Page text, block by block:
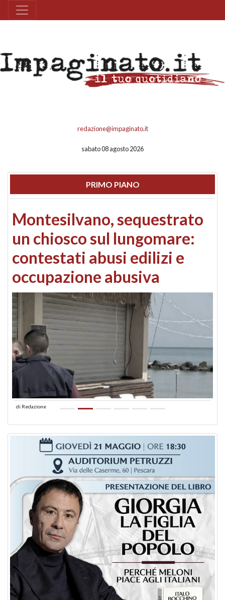
redazione@impaginato.it
sabato 08 agosto 2026
PRIMO PIANO
Montesilvano, sequestrato
un chiosco sul lungomare:
contestati abusi edilizi e
occupazione abusiva
di Redazione